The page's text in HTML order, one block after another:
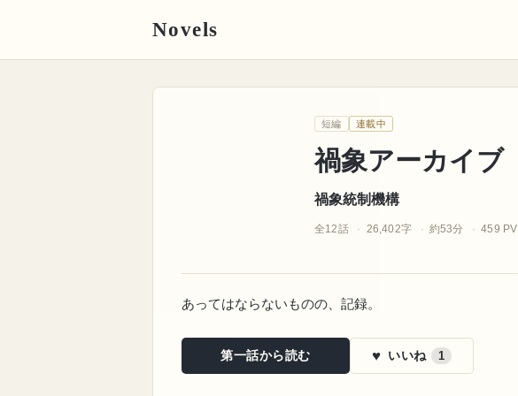
Novels
短編 連載中
禍象アーカイブ
禍象統制機構
全12話 26,402字 約53分 459 PV
あってはならないものの、記録。
第一話から読む ♥ いいね 1